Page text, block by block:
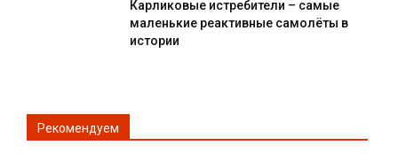
Карликовые истребители – самые
маленькие реактивные самолёты в
истории
Рекомендуем